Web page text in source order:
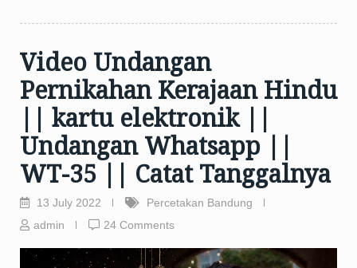
Video Undangan
Pernikahan Kerajaan Hindu
|| kartu elektronik ||
Undangan Whatsapp ||
WT-35 || Catat Tanggalnya
13 July 2022
Percetakan Bandung
admin
24 Comments